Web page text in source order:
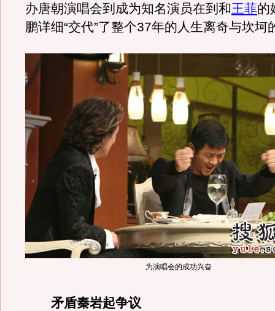
办唐朝演唱会到成为知名演员在到和王菲的
鹏详细“交代”了整个37年的人生离奇与坎坷
为演唱会的成功兴奋
矛盾秦岩起争议